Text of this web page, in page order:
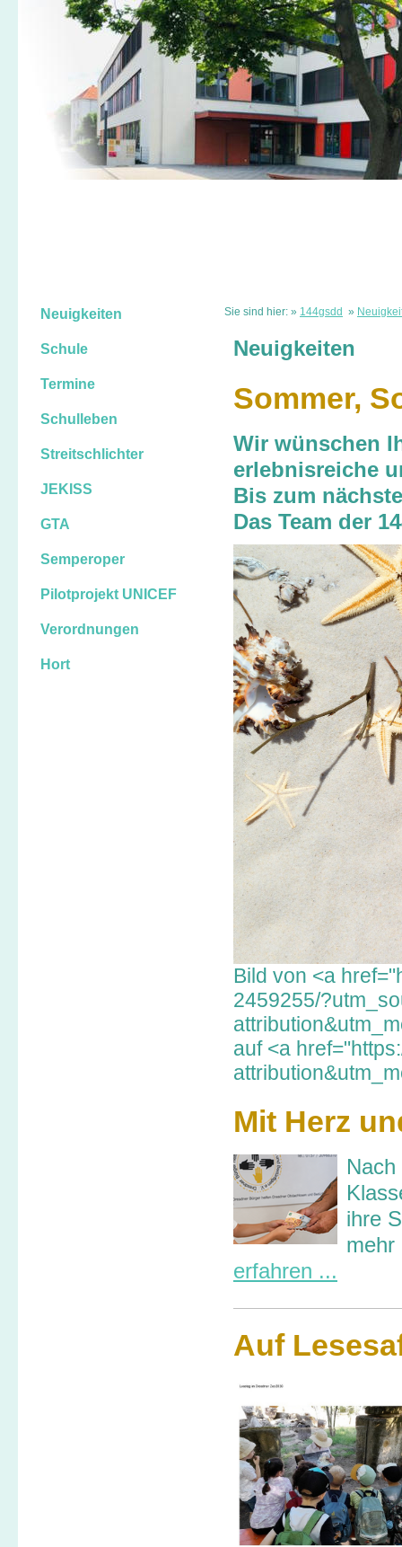
Neuigkeiten
Schule
Termine
Schulleben
Streitschlichter
JEKISS
GTA
Semperoper
Pilotprojekt UNICEF
Verordnungen
Hort
Sie sind hier: » 144gsdd »
Neuigkeiten
Sommer,
Wir wünschen
erlebnisreiche
Bis zum
Das Team der
Bild von <a
2459255/
auf <a
Mit Herz
ihre
mehr
erfahren ...
Auf